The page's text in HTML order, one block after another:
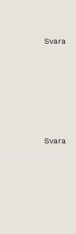
Svara
Svara